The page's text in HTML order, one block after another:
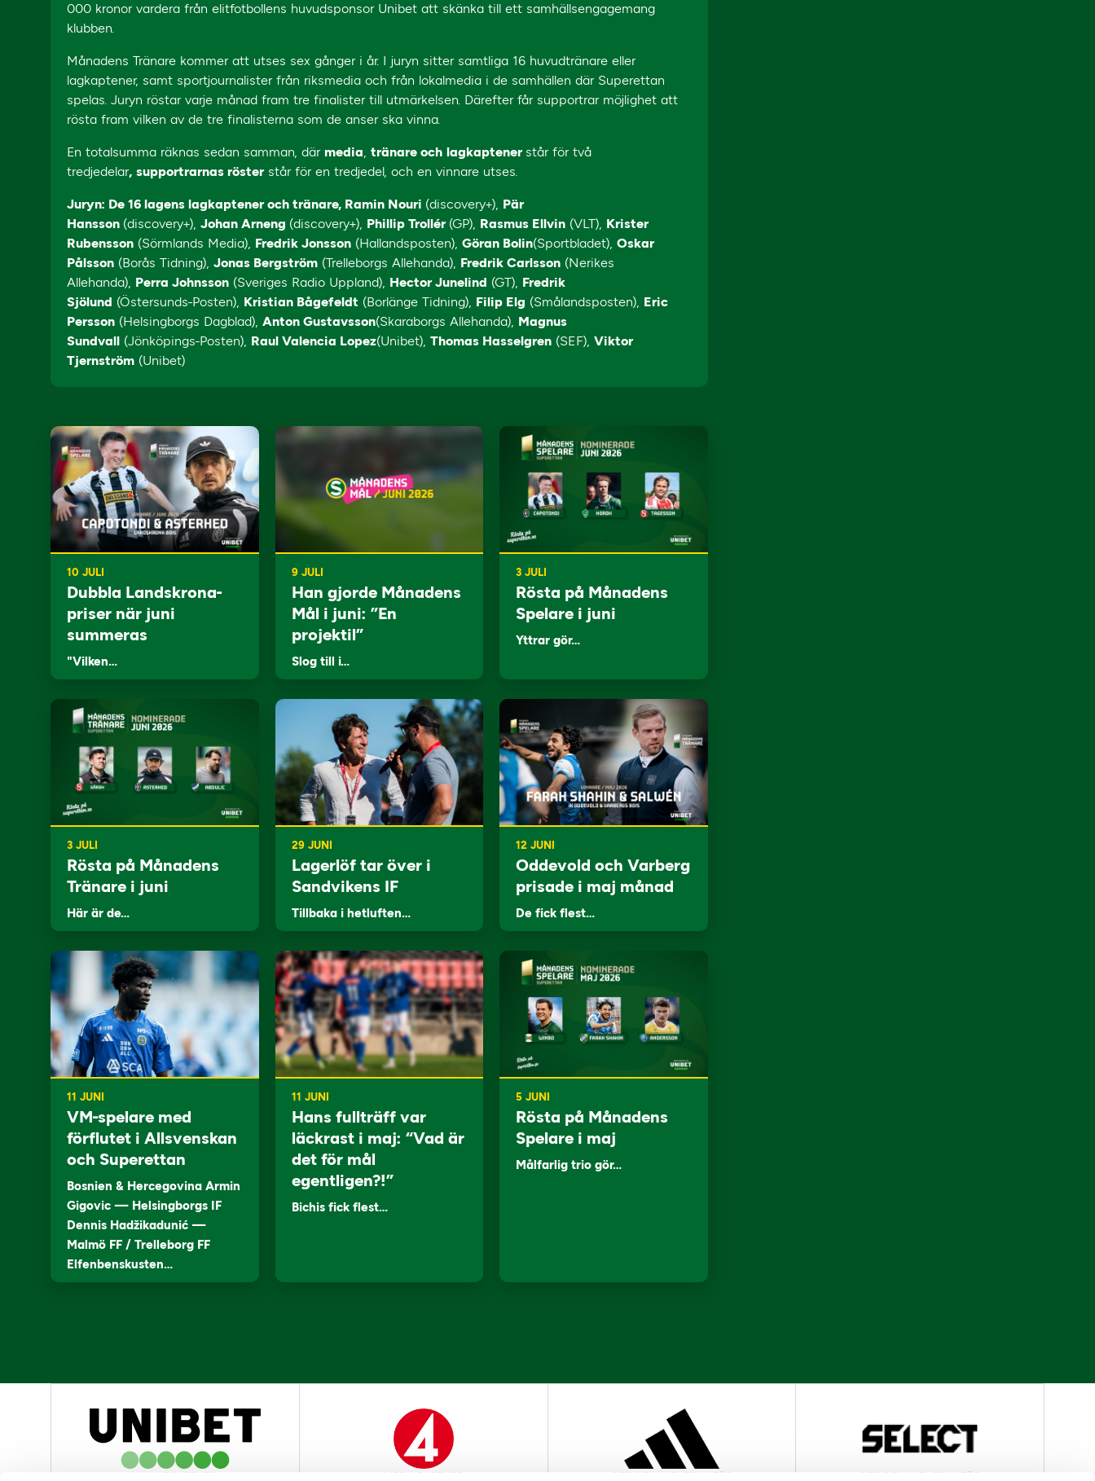
000 kronor vardera från elitfotbollens huvudsponsor Unibet att skänka till ett samhällsengagemang
klubben.
Månadens Tränare kommer att utses sex gånger i år. I juryn sitter samtliga 16 huvudtränare eller
lagkaptener, samt sportjournalister från riksmedia och från lokalmedia i de samhällen där Superettan
spelas. Juryn röstar varje månad fram tre finalister till utmärkelsen. Därefter får supportrar möjlighet att
rösta fram vilken av de tre finalisterna som de anser ska vinna.
En totalsumma räknas sedan samman, där media, tränare och lagkaptener står för två
tredjedelar, supportrarnas rösterstår för en tredjedel, och en vinnare utses.
Juryn: De 16 lagens lagkaptener och tränare, Ramin Nouri (discovery+), Pär
Hansson (discovery+), Johan Arneng (discovery+), Phillip Trollér (GP), Rasmus Ellvin (VLT), Krister
Rubensson (Sörmlands Media), Fredrik Jonsson (Hallandsposten), Göran Bolin(Sportbladet), Oskar
Pålsson (Borås Tidning), Jonas Bergström (Trelleborgs Allehanda), Fredrik Carlsson (Nerikes
Allehanda), Perra Johnsson (Sveriges Radio Uppland), Hector Junelind (GT), Fredrik
Sjölund (Östersunds-Posten), Kristian Bågefeldt (Borlänge Tidning), Filip Elg (Smålandsposten), Eric
Persson (Helsingborgs Dagblad), Anton Gustavsson(Skaraborgs Allehanda), Magnus
Sundvall (Jönköpings-Posten), Raul Valencia Lopez(Unibet), Thomas Hasselgren (SEF), Viktor
Tjernström (Unibet)
10 JULI
Dubbla Landskrona-
priser när juni
summeras
"Vilken…
9 JULI
Han gjorde Månadens
Mål i juni: ”En
projektil”
Slog till i…
3 JULI
Rösta på Månadens
Spelare i juni
Yttrar gör…
3 JULI
Rösta på Månadens
Tränare i juni
Här är de…
29 JUNI
Lagerlöf tar över i
Sandvikens IF
Tillbaka i hetluften…
12 JUNI
Oddevold och Varberg
prisade i maj månad
De fick flest…
11 JUNI
VM-spelare med
förflutet i Allsvenskan
och Superettan
Bosnien & Hercegovina Armin
Gigovic — Helsingborgs IF
Dennis Hadžikadunić —
Malmö FF / Trelleborg FF
Elfenbenskusten…
11 JUNI
Hans fullträff var
läckrast i maj: “Vad är
det för mål
egentligen?!”
Bichis fick flest…
5 JUNI
Rösta på Månadens
Spelare i maj
Målfarlig trio gör…